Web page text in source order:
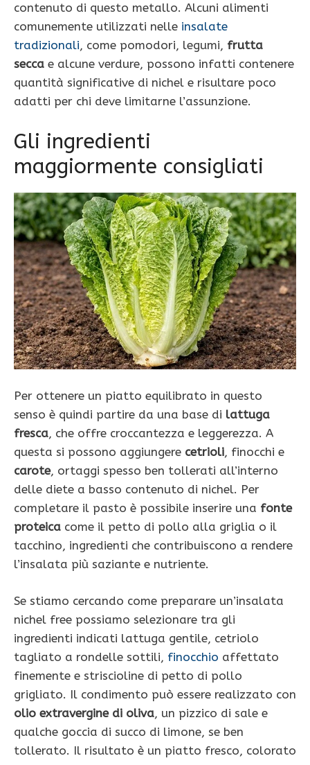
contenuto di questo metallo. Alcuni alimenti
comunemente utilizzati nelle insalate
tradizionali, come pomodori, legumi, frutta
secca e alcune verdure, possono infatti contenere
quantità significative di nichel e risultare poco
adatti per chi deve limitarne l’assunzione.
Gli ingredienti
maggiormente consigliati
Per ottenere un piatto equilibrato in questo
senso è quindi partire da una base di lattuga
fresca, che offre croccantezza e leggerezza. A
questa si possono aggiungere cetrioli, finocchi e
carote, ortaggi spesso ben tollerati all’interno
delle diete a basso contenuto di nichel. Per
completare il pasto è possibile inserire una fonte
proteica come il petto di pollo alla griglia o il
tacchino, ingredienti che contribuiscono a rendere
l’insalata più saziante e nutriente.
Se stiamo cercando come preparare un’insalata
nichel free possiamo selezionare tra gli
ingredienti indicati lattuga gentile, cetriolo
tagliato a rondelle sottili, finocchio affettato
finemente e striscioline di petto di pollo
grigliato. Il condimento può essere realizzato con
olio extravergine di oliva, un pizzico di sale e
qualche goccia di succo di limone, se ben
tollerato. Il risultato è un piatto fresco, colorato